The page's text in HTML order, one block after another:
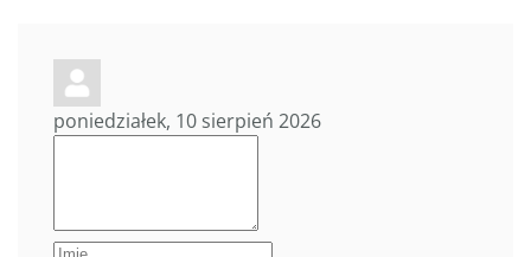
poniedziałek, 10 sierpień 2026